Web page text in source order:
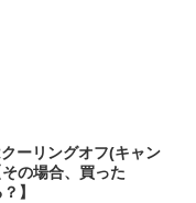
ーリングオフ(キャン
の場合、買った
】